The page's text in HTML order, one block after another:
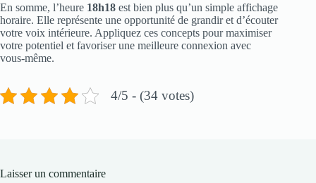
En somme, l’heure 18h18 est bien plus qu’un simple affichage
horaire. Elle représente une opportunité de grandir et d’écouter
votre voix intérieure. Appliquez ces concepts pour maximiser
votre potentiel et favoriser une meilleure connexion avec
vous-même.
4/5 - (34 votes)
Laisser un commentaire